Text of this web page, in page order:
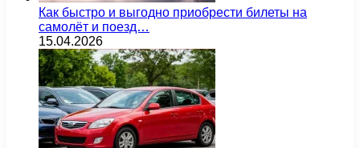
Как быстро и выгодно приобрести билеты на
самолёт и поезд…
15.04.2026